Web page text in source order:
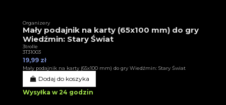
Organizery
Mały podajnik na karty (65x100 mm) do gry
Wiedźmin: Stary Świat
3trolle
3T31003
19,99 zł
Mały podajnik na karty (65x100 mm) do gry Wiedźmin: Stary Świat
Dodaj do koszyka
Wysyłka w 24 godzin